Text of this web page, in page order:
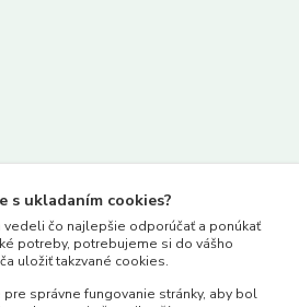
s ukladaním cookies?
vedeli čo najlepšie odporúčať a ponúkať
potreby, potrebujeme si do vášho
uložiť takzvané cookies.
správne fungovanie stránky, aby bol